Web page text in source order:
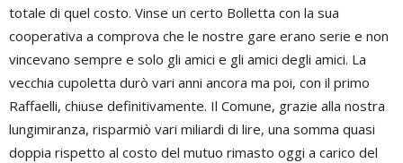
totale di quel costo. Vinse un certo Bolletta con la sua
cooperativa a comprova che le nostre gare erano serie e non
vincevano sempre e solo gli amici e gli amici degli amici. La
vecchia cupoletta durò vari anni ancora ma poi, con il primo
Raffaelli, chiuse definitivamente. Il Comune, grazie alla nostra
lungimiranza, risparmiò vari miliardi di lire, una somma quasi
doppia rispetto al costo del mutuo rimasto oggi a carico del